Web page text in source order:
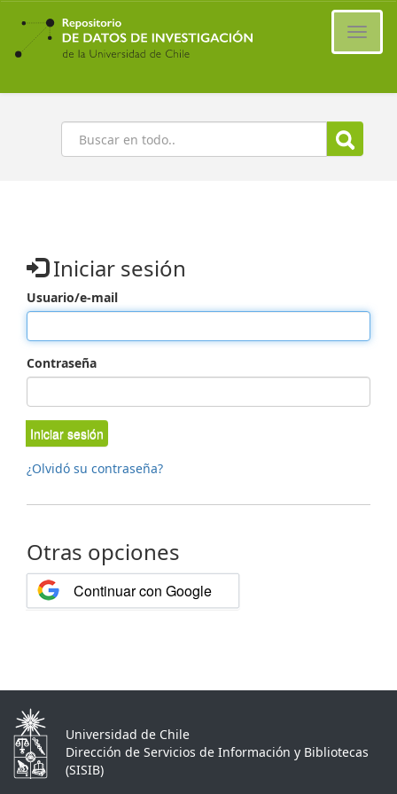
Ir
contenido
principal
Buscar
Iniciar sesión
Usuario/e-mail
Contraseña
Iniciar sesión
¿Olvidó su contraseña?
Otras opciones
Continuar con Google
Universidad de Chile
Dirección de Servicios de Información y Bibliotecas
(SISIB)